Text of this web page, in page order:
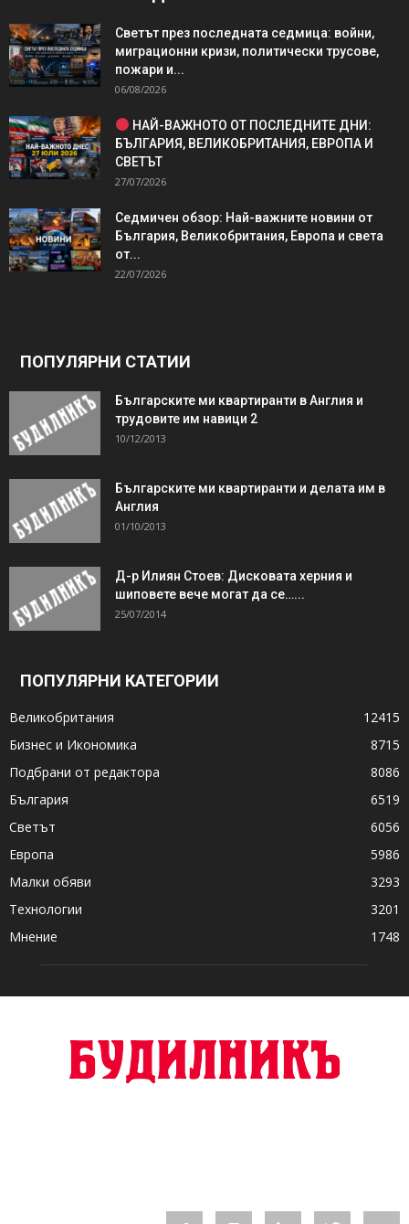
Светът през последната седмица: войни,
миграционни кризи, политически трусове,
пожари и...
06/08/2026
НАЙ-ВАЖНОТО ОТ ПОСЛЕДНИТЕ ДНИ:
БЪЛГАРИЯ, ВЕЛИКОБРИТАНИЯ, ЕВРОПА И
СВЕТЪТ
27/07/2026
Седмичен обзор: Най-важните новини от
България, Великобритания, Европа и света
от...
22/07/2026
ПОПУЛЯРНИ СТАТИИ
Българските ми квартиранти в Англия и
трудовите им навици 2
10/12/2013
Българските ми квартиранти и делата им в
Англия
01/10/2013
Д-р Илиян Стоев: Дисковата херния и
шиповете вече могат да се…...
25/07/2014
ПОПУЛЯРНИ КАТЕГОРИИ
Великобритания
12415
Бизнес и Икономика
8715
Подбрани от редактора
8086
България
6519
Светът
6056
Европа
5986
Малки обяви
3293
Технологии
3201
Мнение
1748